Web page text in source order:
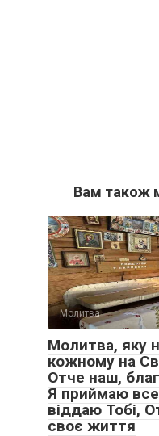
Вам також
Молитва
Молитва, яку
кожному на
Отче наш,
Я приймаю все
віддаю Тобі,
своє життя